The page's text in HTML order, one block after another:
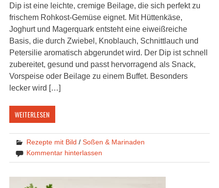
Dip ist eine leichte, cremige Beilage, die sich perfekt zu
frischem Rohkost-Gemüse eignet. Mit Hüttenkäse,
Joghurt und Magerquark entsteht eine eiweißreiche
Basis, die durch Zwiebel, Knoblauch, Schnittlauch und
Petersilie aromatisch abgerundet wird. Der Dip ist schnell
zubereitet, gesund und passt hervorragend als Snack,
Vorspeise oder Beilage zu einem Buffet. Besonders
lecker wird […]
WEITERLESEN
Rezepte mit Bild /Soßen & Marinaden
Kommentar hinterlassen